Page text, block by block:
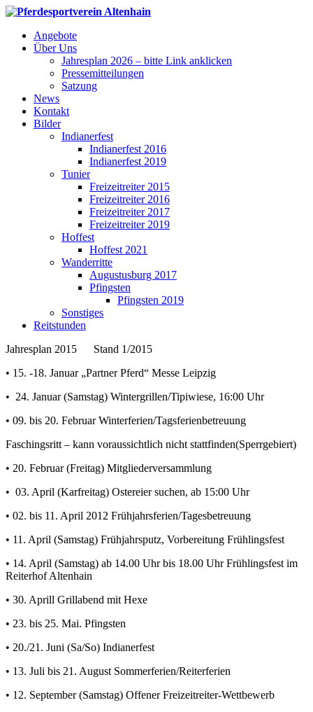
Angebote
Über Uns
Jahresplan 2026 – bitte Link anklicken
Pressemitteilungen
Satzung
News
Kontakt
Bilder
Indianerfest
Indianerfest 2016
Indianerfest 2019
Tunier
Freizeitreiter 2015
Freizeitreiter 2016
Freizeitreiter 2017
Freizeitreiter 2019
Hoffest
Hoffest 2021
Wanderritte
Augustusburg 2017
Pfingsten
Pfingsten 2019
Sonstiges
Reitstunden
Jahresplan 2015 Stand 1/2015
• 15. -18. Januar „Partner Pferd“ Messe Leipzig
• 24. Januar (Samstag) Wintergrillen/Tipiwiese, 16:00 Uhr
• 09. bis 20. Februar Winterferien/Tagsferienbetreuung
Faschingsritt – kann voraussichtlich nicht stattfinden(Sperrgebiert)
• 20. Februar (Freitag) Mitgliederversammlung
• 03. April (Karfreitag) Ostereier suchen, ab 15:00 Uhr
• 02. bis 11. April 2012 Frühjahrsferien/Tagesbetreuung
• 11. April (Samstag) Frühjahrsputz, Vorbereitung Frühlingsfest
• 14. April (Samstag) ab 14.00 Uhr bis 18.00 Uhr Frühlingsfest im
Reiterhof Altenhain
• 30. Aprill Grillabend mit Hexe
• 23. bis 25. Mai. Pfingsten
• 20./21. Juni (Sa/So) Indianerfest
• 13. Juli bis 21. August Sommerferien/Reiterferien
• 12. September (Samstag) Offener Freizeitreiter-Wettbewerb